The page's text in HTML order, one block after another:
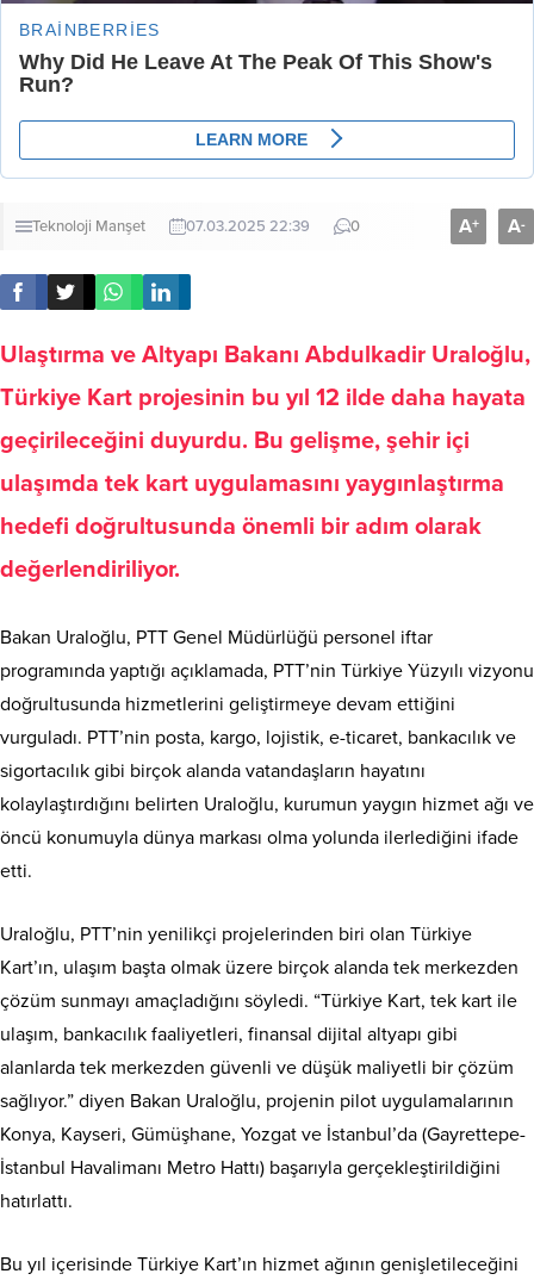
Teknoloji Manşet 07.03.2025 22:39 0 A+ A-
Ulaştırma ve Altyapı Bakanı Abdulkadir Uraloğlu,
Türkiye Kart projesinin bu yıl 12 ilde daha hayata
geçirileceğini duyurdu. Bu gelişme, şehir içi
ulaşımda tek kart uygulamasını yaygınlaştırma
hedefi doğrultusunda önemli bir adım olarak
değerlendiriliyor.
Bakan Uraloğlu, PTT Genel Müdürlüğü personel iftar
programında yaptığı açıklamada, PTT’nin Türkiye Yüzyılı vizyonu
doğrultusunda hizmetlerini geliştirmeye devam ettiğini
vurguladı. PTT’nin posta, kargo, lojistik, e-ticaret, bankacılık ve
sigortacılık gibi birçok alanda vatandaşların hayatını
kolaylaştırdığını belirten Uraloğlu, kurumun yaygın hizmet ağı ve
öncü konumuyla dünya markası olma yolunda ilerlediğini ifade
etti.
Uraloğlu, PTT’nin yenilikçi projelerinden biri olan Türkiye
Kart’ın, ulaşım başta olmak üzere birçok alanda tek merkezden
çözüm sunmayı amaçladığını söyledi. “Türkiye Kart, tek kart ile
ulaşım, bankacılık faaliyetleri, finansal dijital altyapı gibi
alanlarda tek merkezden güvenli ve düşük maliyetli bir çözüm
sağlıyor.” diyen Bakan Uraloğlu, projenin pilot uygulamalarının
Konya, Kayseri, Gümüşhane, Yozgat ve İstanbul’da (Gayrettepe-
İstanbul Havalimanı Metro Hattı) başarıyla gerçekleştirildiğini
hatırlattı.
Bu yıl içerisinde Türkiye Kart’ın hizmet ağının genişletileceğini